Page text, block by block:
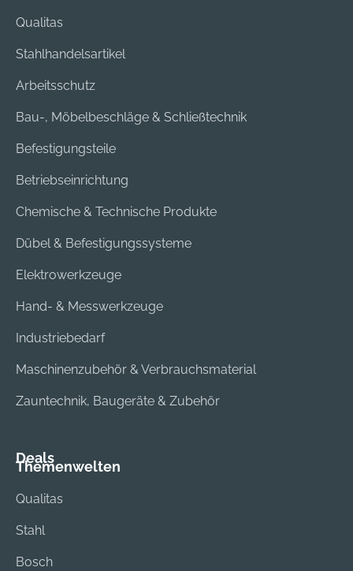
Qualitas
Stahlhandelsartikel
Arbeitsschutz
Bau-, Möbelbeschläge & Schließtechnik
Befestigungsteile
Betriebseinrichtung
Chemische & Technische Produkte
Dübel & Befestigungssysteme
Elektrowerkzeuge
Hand- & Messwerkzeuge
Industriebedarf
Maschinenzubehör & Verbrauchsmaterial
Zauntechnik, Baugeräte & Zubehör
Deals
Themenwelten
Qualitas
Stahl
Bosch